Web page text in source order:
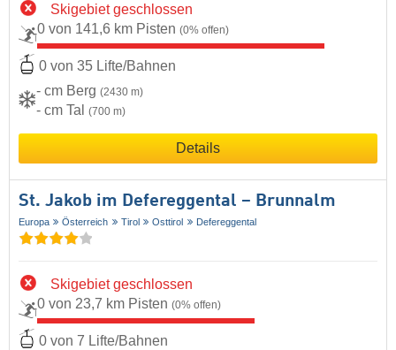
Skigebiet geschlossen
0 von 141,6 km Pisten (0% offen)
0 von 35 Lifte/Bahnen
- cm Berg (2430 m)
- cm Tal (700 m)
Details
St. Jakob im Defereggental – Brunnalm
Europa Österreich Tirol Osttirol Defereggental
Skigebiet geschlossen
0 von 23,7 km Pisten (0% offen)
0 von 7 Lifte/Bahnen